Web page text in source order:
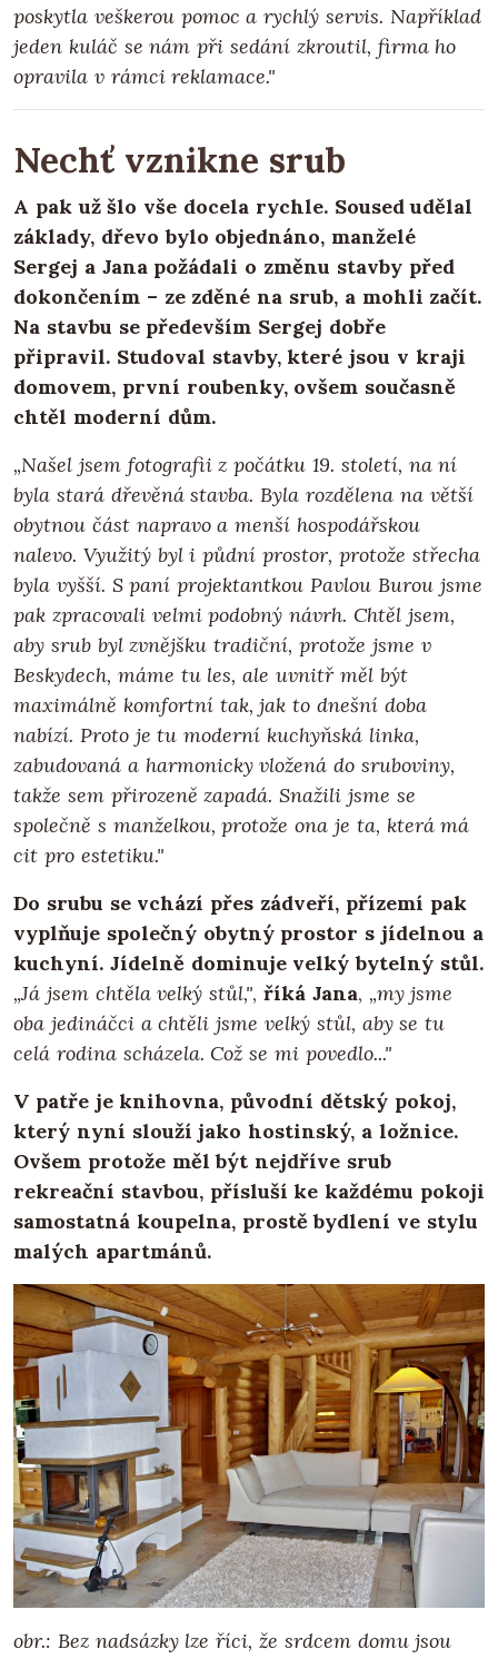
poskytla veškerou pomoc a rychlý servis. Například
jeden kuláč se nám při sedání zkroutil, firma ho
opravila v rámci reklamace."
Nechť vznikne srub
A pak už šlo vše docela rychle. Soused udělal
základy, dřevo bylo objednáno, manželé
Sergej a Jana požádali o změnu stavby před
dokončením – ze zděné na srub, a mohli začít.
Na stavbu se především Sergej dobře
připravil. Studoval stavby, které jsou v kraji
domovem, první roubenky, ovšem současně
chtěl moderní dům.
„Našel jsem fotografii z počátku 19. století, na ní
byla stará dřevěná stavba. Byla rozdělena na větší
obytnou část napravo a menší hospodářskou
nalevo. Využitý byl i půdní prostor, protože střecha
byla vyšší. S paní projektantkou Pavlou Burou jsme
pak zpracovali velmi podobný návrh. Chtěl jsem,
aby srub byl zvnějšku tradiční, protože jsme v
Beskydech, máme tu les, ale uvnitř měl být
maximálně komfortní tak, jak to dnešní doba
nabízí. Proto je tu moderní kuchyňská linka,
zabudovaná a harmonicky vložená do sruboviny,
takže sem přirozeně zapadá. Snažili jsme se
společně s manželkou, protože ona je ta, která má
cit pro estetiku."
Do srubu se vchází přes zádveří, přízemí pak
vyplňuje společný obytný prostor s jídelnou a
kuchyní. Jídelně dominuje velký bytelný stůl.
„Já jsem chtěla velký stůl,",říká Jana, „my jsme
oba jedináčci a chtěli jsme velký stůl, aby se tu
celá rodina scházela. Což se mi povedlo..."
V patře je knihovna, původní dětský pokoj,
který nyní slouží jako hostinský, a ložnice.
Ovšem protože měl být nejdříve srub
rekreační stavbou, přísluší ke každému pokoji
samostatná koupelna, prostě bydlení ve stylu
malých apartmánů.
obr.: Bez nadsázky lze říci, že srdcem domu jsou